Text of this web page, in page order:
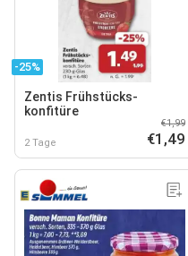
-25%
Zentis Frühstücks-
konfitüre
2 Tage
€1,99
€1,49